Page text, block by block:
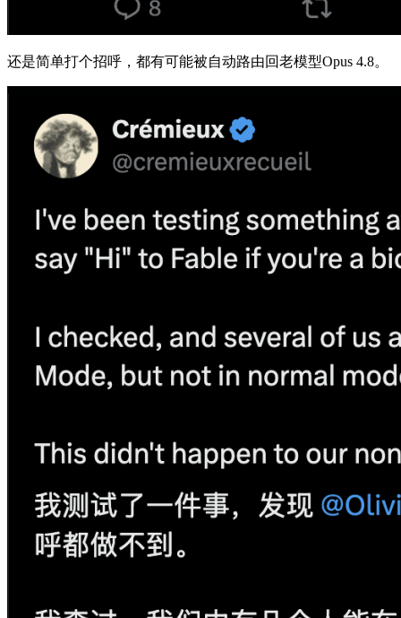
还是简单打个招呼，都有可能被自动路由回老模型Opus 4.8。